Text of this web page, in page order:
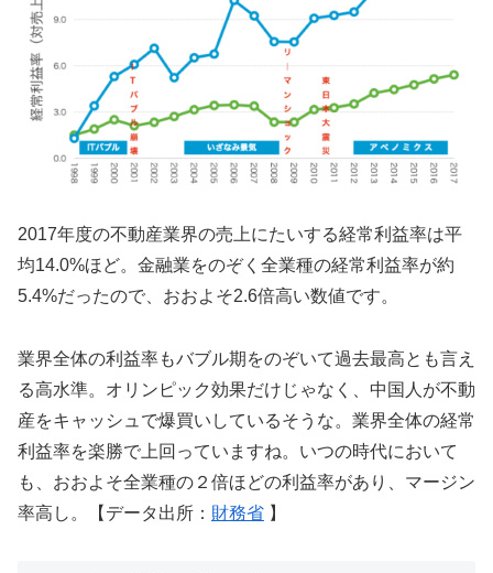
2017年度の不動産業界の売上にたいする経常利益率は平
均14.0%ほど。金融業をのぞく全業種の経常利益率が約
5.4%だったので、おおよそ2.6倍高い数値です。
業界全体の利益率もバブル期をのぞいて過去最高とも言え
る高水準。オリンピック効果だけじゃなく、中国人が不動
産をキャッシュで爆買いしているそうな。業界全体の経常
利益率を楽勝で上回っていますね。いつの時代において
も、おおよそ全業種の２倍ほどの利益率があり、マージン
率高し。【データ出所： 財務省 】